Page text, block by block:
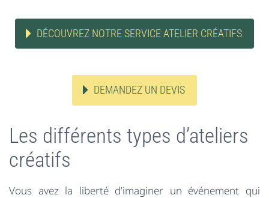
DÉCOUVREZ NOTRE SERVICE ATELIER CRÉATIFS
DEMANDEZ UN DEVIS
Les différents types d’ateliers
créatifs
Vous avez la liberté d’imaginer un événement qui